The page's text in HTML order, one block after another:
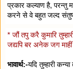
प्रकार कल्याण है, परन्तु
करने से वे बहुत जल्द
* जौं तपु करै कुमारि
जद्यपि बर अनेक जग
भावार्थ:-यदि तुम्हारी